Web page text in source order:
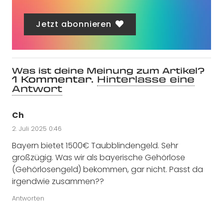
Jetzt abonnieren
Was ist deine Meinung zum Artikel?
1 Kommentar. Hinterlasse eine
Antwort
Ch
2. Juli 2025 0:46
Bayern bietet 1500€ Taubblindengeld. Sehr
großzügig. Was wir als bayerische Gehörlose
(Gehörlosengeld) bekommen, gar nicht. Passt da
irgendwie zusammen??
Antworten